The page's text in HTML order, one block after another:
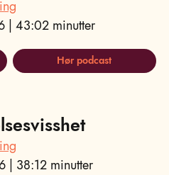
| 43:02 minutter
Hør podcast
| 38:12 minutter